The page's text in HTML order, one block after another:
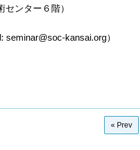
ンター６階）
seminar@soc-kansai.org）
« Prev